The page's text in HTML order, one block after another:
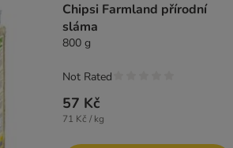
Chipsi Farmland přírodní
sláma
800 g
57 Kč
71 Kč / kg
Not Rated